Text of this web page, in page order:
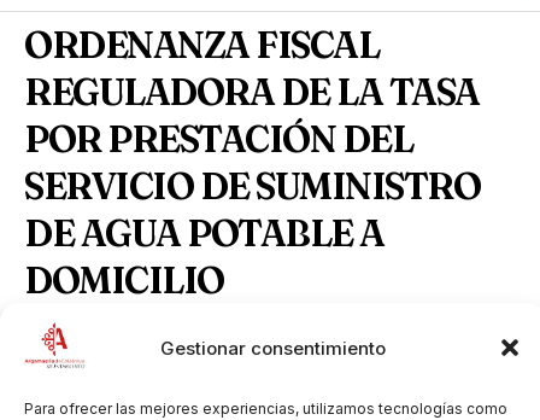
Gestionar consentimiento
Para ofrecer las mejores experiencias, utilizamos tecnologías como
ORDENANZA FISCAL
REGULADORA DE LA TASA
POR PRESTACIÓN DEL
SERVICIO DE SUMINISTRO
DE AGUA POTABLE A
DOMICILIO
aprobacion-definitiva-ordenanza-fiscal-agua-
potable.pdf
Descargar